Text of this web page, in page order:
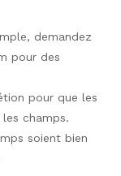
demandez
pour des
pour que les
champs.
soient bien